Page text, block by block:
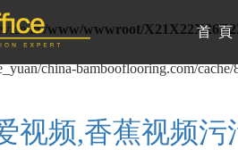
in/www/wwwroot/
china-bambooflooring.com/
视频,香蕉视频
首 頁